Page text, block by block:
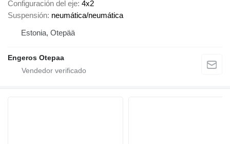
Configuración del eje 4x2
Suspensión neumática/neumática
Estonia, Otepää
Engeros Otepaa